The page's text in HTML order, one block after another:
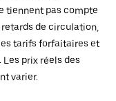
tiennent pas compte
de circulation,
tarifs forfaitaires et
prix réels des
varier.